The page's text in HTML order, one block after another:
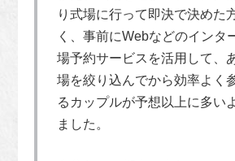
り式場に行って即決で決めた
く、事前にWebなどのインタ
場予約サービスを活用して、
場を絞り込んでから効率よく
るカップルが予想以上に多い
ました。